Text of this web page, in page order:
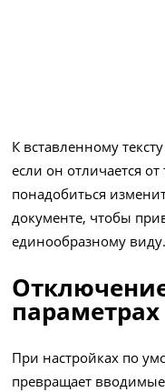
К вставленному
если он отличается
понадобиться
документе, чтобы
единообразному виду.
При настройках по
превращает вводимые